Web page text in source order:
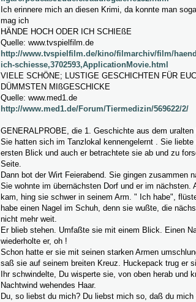
Ich erinnere mich an diesen Krimi, da konnte man
mag ich
HÄNDE HOCH ODER ICH SCHIEßE
Quelle: www.tvspielfilm.de
http://www.tvspielfilm.de/kino/filmarchiv/film/
ich-schiesse,3702593,ApplicationMovie.html
VIELE SCHÖNE; LUSTIGE GESCHICHTEN FÜR
DÜMMSTEN MIßGESCHICKE
Quelle: www.med1.de
http://www.med1.de/Forum/Tiermedizin/569622/2/
GENERALPROBE, die 1. Geschichte aus dem uralten
Sie hatten sich im Tanzlokal kennengelernt . Sie liebte
ersten Blick und auch er betrachtete sie ab und zu
Seite.
Dann bot der Wirt Feierabend. Sie gingen zusammen
Sie wohnte im übernächsten Dorf und er im nächsten.
kam, hing sie schwer in seinem Arm. " Ich habe",
habe einen Nagel im Schuh, denn sie wußte, die
nicht mehr weit.
Er blieb stehen. Umfaßte sie mit einem Blick. Einen
wiederholte er, oh !
Schon hatte er sie mit seinen starken Armen
saß sie auf seinem breiten Kreuz. Huckepack trug er
Ihr schwindelte, Du wisperte sie, von oben herab und
Nachtwind wehendes Haar.
Du, so liebst du mich? Du liebst mich so, daß du mich